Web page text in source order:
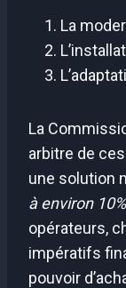
La
La
arbitre de
une solution
à environ
opérateurs,
impératifs
pouvoir